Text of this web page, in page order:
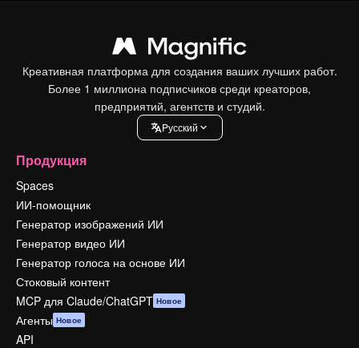
Креативная платформа для создания ваших лучших работ.
Более 1 миллиона подписчиков среди креаторов,
предприятий, агентств и студий.
Pусский
Продукция
Spaces
ИИ-помощник
Генератор изображений ИИ
Генератор видео ИИ
Генератор голоса на основе ИИ
Стоковый контент
MCP для Claude/ChatGPT Новое
Агенты Новое
API